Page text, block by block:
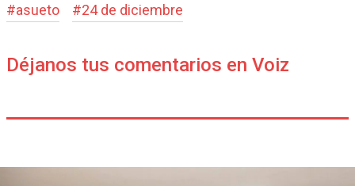
#asueto #24 de diciembre
Déjanos tus comentarios en Voiz